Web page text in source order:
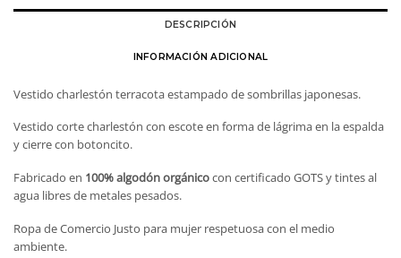
DESCRIPCIÓN
INFORMACIÓN ADICIONAL
Vestido charlestón terracota estampado de sombrillas japonesas.
Vestido corte charlestón con escote en forma de lágrima en la espalda
y cierre con botoncito.
Fabricado en 100% algodón orgánicocon certificado GOTS y tintes al
agua libres de metales pesados.
Ropa de Comercio Justo para mujer respetuosa con el medio
ambiente.